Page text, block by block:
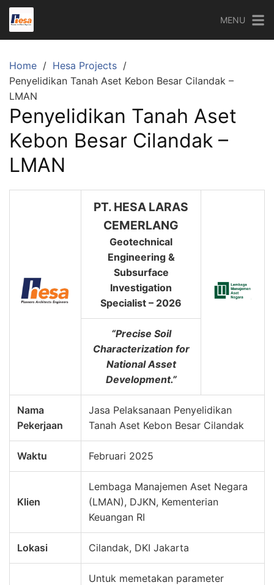
Skip
content
MENU
Home
Hesa Projects
Penyelidikan Tanah Aset Kebon Besar Cilandak –
LMAN
Penyelidikan Tanah Aset
Kebon Besar Cilandak –
LMAN
PT. HESA LARAS
CEMERLANG
Geotechnical
Engineering &
Subsurface
Investigation
Specialist – 2026
“Precise Soil
Characterization for
National Asset
Development.”
Nama
Pekerjaan
Jasa Pelaksanaan Penyelidikan
Tanah Aset Kebon Besar Cilandak
Waktu Februari 2025
Klien
Lembaga Manajemen Aset Negara
(LMAN), DJKN, Kementerian
Keuangan RI
Lokasi Cilandak, DKI Jakarta
Untuk memetakan parameter